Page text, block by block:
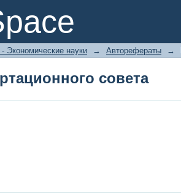
совета
Экономические науки → Авторефераты →
совета